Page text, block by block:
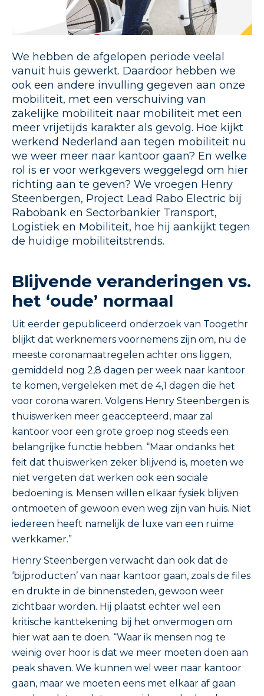
We hebben de afgelopen periode veelal
vanuit huis gewerkt. Daardoor hebben we
ook een andere invulling gegeven aan onze
mobiliteit, met een verschuiving van
zakelijke mobiliteit naar mobiliteit met een
meer vrijetijds karakter als gevolg. Hoe kijkt
werkend Nederland aan tegen mobiliteit nu
we weer meer naar kantoor gaan? En welke
rol is er voor werkgevers weggelegd om hier
richting aan te geven? We vroegen Henry
Steenbergen, Project Lead Rabo Electric bij
Rabobank en Sectorbankier Transport,
Logistiek en Mobiliteit, hoe hij aankijkt tegen
de huidige mobiliteitstrends.
Blijvende veranderingen vs.
het ‘oude’ normaal
Uit eerder gepubliceerd onderzoek van Toogethr
blijkt dat werknemers voornemens zijn om, nu de
meeste coronamaatregelen achter ons liggen,
gemiddeld nog 2,8 dagen per week naar kantoor
te komen, vergeleken met de 4,1 dagen die het
voor corona waren. Volgens Henry Steenbergen is
thuiswerken meer geaccepteerd, maar zal
kantoor voor een grote groep nog steeds een
belangrijke functie hebben. “Maar ondanks het
feit dat thuiswerken zeker blijvend is, moeten we
niet vergeten dat werken ook een sociale
bedoening is. Mensen willen elkaar fysiek blijven
ontmoeten of gewoon even weg zijn van huis. Niet
iedereen heeft namelijk de luxe van een ruime
werkkamer.”
Henry Steenbergen verwacht dan ook dat de
‘bijproducten’ van naar kantoor gaan, zoals de files
en drukte in de binnensteden, gewoon weer
zichtbaar worden. Hij plaatst echter wel een
kritische kanttekening bij het onvermogen om
hier wat aan te doen. “Waar ik mensen nog te
weinig over hoor is dat we meer moeten doen aan
peak shaven. We kunnen wel weer naar kantoor
gaan, maar we moeten eens met elkaar af gaan